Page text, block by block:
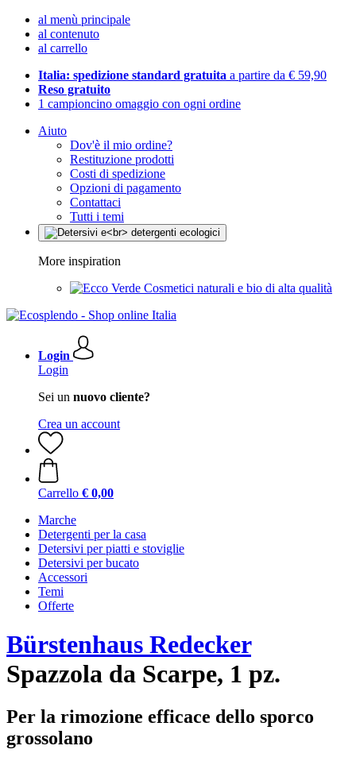
al menù principale
al contenuto
al carrello
Italia: spedizione standard gratuita a partire da € 59,90
Reso gratuito
1 campioncino omaggio con ogni ordine
Aiuto
Dov'è il mio ordine?
Restituzione prodotti
Costi di spedizione
Opzioni di pagamento
Contattaci
Tutti i temi
More inspiration
Cosmetici naturali e bio di alta qualità
Login
Login
Sei un nuovo cliente?
Crea un account
Carrello € 0,00
Marche
Detergenti per la casa
Detersivi per piatti e stoviglie
Detersivi per bucato
Accessori
Temi
Offerte
Bürstenhaus Redecker
Spazzola da Scarpe, 1 pz.
Per la rimozione efficace dello sporco
grossolano